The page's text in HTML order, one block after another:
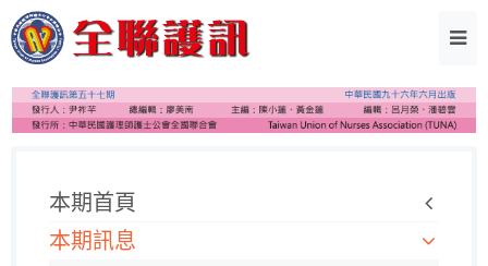
本期首頁
本期訊息